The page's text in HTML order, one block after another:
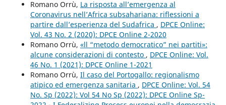
Romano Orrù, La risposta all’emergenza al
Coronavirus nell’Africa subsahariana: riflessioni a
partire dall’esperienza del Sudafrica , DPCE Online:
Vol. 43 No. 2 (2020): DPCE Online 2-2020
Romano Orrù, «ll “metodo democratico” nei partiti»:
alcune considerazioni di contesto , DPCE Online: Vol.
46 No. 1 (2021): DPCE Online 1-2021
Romano Orrù, Il caso del Portogallo: regionalismo
atipico ed emergenza sanitaria , DPCE Online: Vol. 54
No. Sp (2022): Vol 54 No Sp (2022): DPCE Online Sp-